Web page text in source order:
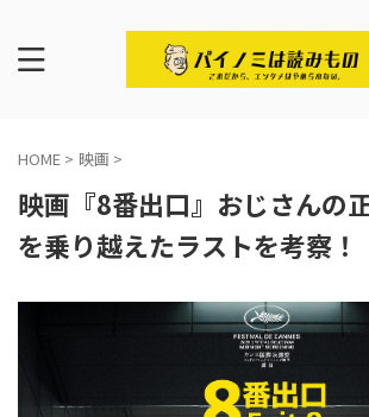
HOME > 映画 >
映画『8番出口』おじさんの
を乗り越えたラストを考察！